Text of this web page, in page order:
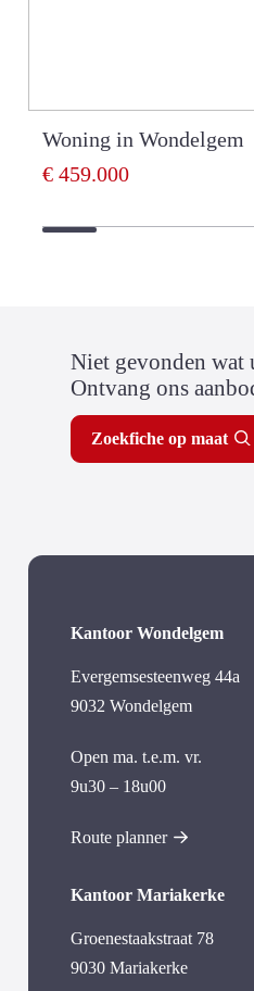
Woning in Wondelgem
€ 459.000
Niet gevonden wat
Ontvang ons
Zoekfiche op maat
Kantoor Wondelgem
Evergemsesteenweg 44a
9032 Wondelgem
Open ma. t.e.m. vr.
9u30 – 18u00
Route planner
Kantoor Mariakerke
Groenestaakstraat 78
9030 Mariakerke